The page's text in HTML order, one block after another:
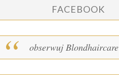
FACEBOOK
obserwuj Blondhaircare